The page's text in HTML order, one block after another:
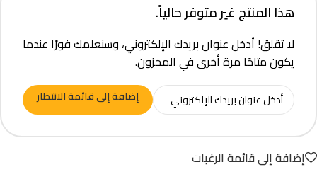
هذا المنتج غير متوفر حالياً.
لا تقلق! أدخل عنوان بريدك الإلكتروني، وسنعلمك فورًا عندما
يكون متاحًا مرة أخرى في المخزون.
إضافة إلى قائمة الانتظار
إضافة إلى قائمة الرغبات